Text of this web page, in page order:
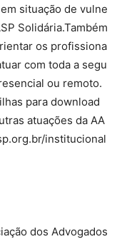
situação de vulne
Solidária.Também
os profissiona
com toda a segu
ou remoto.
para download
atuações da AA
institucional
dos Advogados